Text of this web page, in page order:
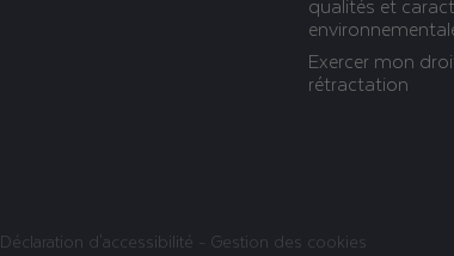
Exercer mon
rétractation
Déclaration d'accessibilité Gestion des cookies